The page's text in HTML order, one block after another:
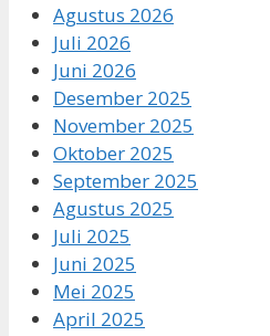
Agustus 2026
Juli 2026
Juni 2026
Desember 2025
November 2025
Oktober 2025
September 2025
Agustus 2025
Juli 2025
Juni 2025
Mei 2025
April 2025